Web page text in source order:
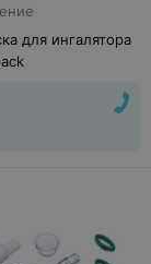
для ингалятора